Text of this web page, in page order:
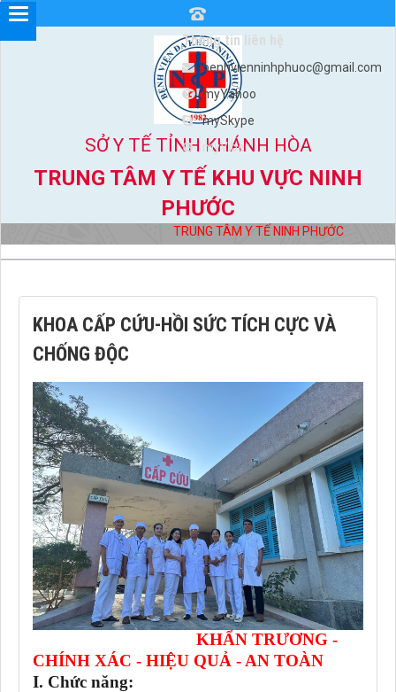
SỞ Y TẾ TỈNH KHÁNH HÒA
TRUNG TÂM Y TẾ KHU VỰC NINH
PHƯỚC
TRUNG TÂM Y TẾ NINH PHƯỚC
Thông tin liên hệ
benhvienninhphuoc@gmail.com
myYahoo
mySkype
myViber
KHOA CẤP CỨU-HỒI SỨC TÍCH CỰC VÀ
CHỐNG ĐỘC
KHẨN TRƯƠNG -
CHÍNH XÁC - HIỆU QUẢ - AN TOÀN
I. Chức năng: